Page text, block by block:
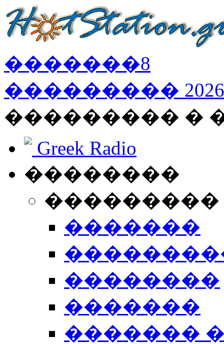
�������8
��������� 2026
��������� �
Greek Radio
��������
�������
��������
�������
�������